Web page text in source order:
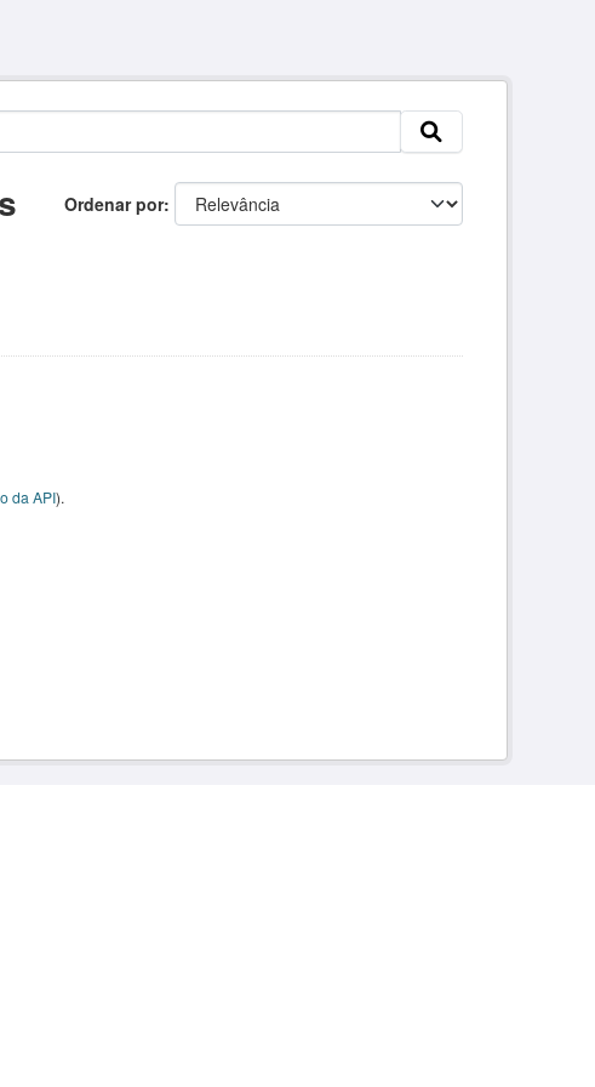
Ordenar por
da API).